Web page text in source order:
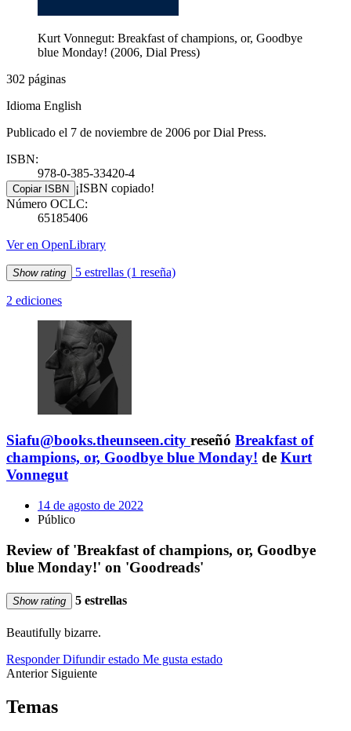
Kurt Vonnegut: Breakfast of champions, or, Goodbye
blue Monday! (2006, Dial Press)
302 páginas
Idioma English
Publicado el 7 de noviembre de 2006 por Dial Press.
ISBN:
978-0-385-33420-4
Copiar ISBN ¡ISBN copiado!
Número OCLC:
65185406
Ver en OpenLibrary
Show rating 5 estrellas (1 reseña)
2 ediciones
Siafu@books.theunseen.city reseñó Breakfast of
champions, or, Goodbye blue Monday! de Kurt
Vonnegut
14 de agosto de 2022
Público
Review of 'Breakfast of champions, or, Goodbye
blue Monday!' on 'Goodreads'
Show rating 5 estrellas
Beautifully bizarre.
Responder Difundir estado Me gusta estado
Anterior Siguiente
Temas